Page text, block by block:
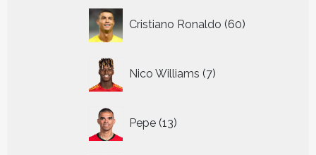
Cristiano Ronaldo 60
producten
Nico Williams 7
producten
Pepe 13
producten